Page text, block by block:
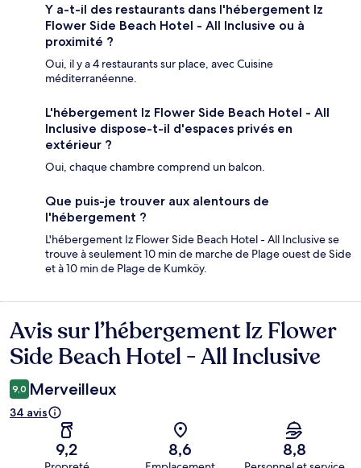
Y a-t-il des restaurants dans l'hébergement Iz
Flower Side Beach Hotel - All Inclusive ou à
proximité ?
Oui, il y a 4 restaurants sur place, avec Cuisine
méditerranéenne.
L'hébergement Iz Flower Side Beach Hotel - All
Inclusive dispose-t-il d'espaces privés en
extérieur ?
Oui, chaque chambre comprend un balcon.
Que puis-je trouver aux alentours de
l'hébergement ?
L'hébergement Iz Flower Side Beach Hotel - All Inclusive se
trouve à seulement 10 min de marche de Plage ouest de Side
et à 10 min de Plage de Kumköy.
Avis
Avis sur l’hébergement Iz Flower
Side Beach Hotel - All Inclusive
9,0 Merveilleux
34 avis
9,2 8,6 8,8